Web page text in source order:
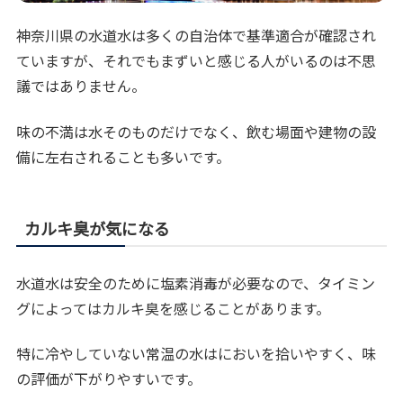
神奈川県の水道水は多くの自治体で基準適合が確認され
ていますが、それでもまずいと感じる人がいるのは不思
議ではありません。
味の不満は水そのものだけでなく、飲む場面や建物の設
備に左右されることも多いです。
カルキ臭が気になる
水道水は安全のために塩素消毒が必要なので、タイミン
グによってはカルキ臭を感じることがあります。
特に冷やしていない常温の水はにおいを拾いやすく、味
の評価が下がりやすいです。